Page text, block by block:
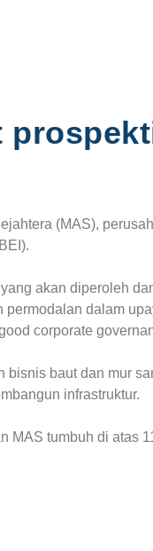
(MAS),
akan diperoleh
permodalan dalam
corporate
bisnis baut dan mur
infrastruktur.
MAS tumbuh di atas